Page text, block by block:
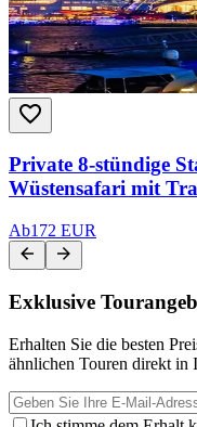
Private 8-stündige
Wüstensafari mit
Ab172 EUR
Exklusive
Erhalten Sie die besten
ähnlichen Touren direkt in